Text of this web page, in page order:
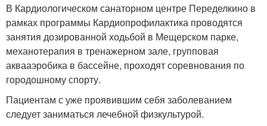
В Кардиологическом санаторном центре Переделкино в
рамках программы Кардиопрофилактика проводятся
занятия дозированной ходьбой в Мещерском парке,
механотерапия в тренажерном зале, групповая
аквааэробика в бассейне, проходят соревнования по
городошному спорту.
Пациентам с уже проявившим себя заболеванием
следует заниматься лечебной физкультурой.